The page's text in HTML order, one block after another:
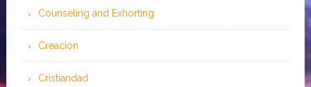
Counseling and Exhorting
Creación
Cristiandad